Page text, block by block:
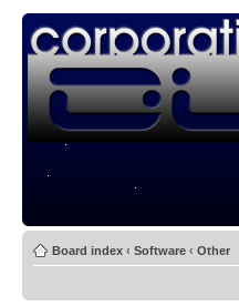
Board index ‹ Software ‹ Other